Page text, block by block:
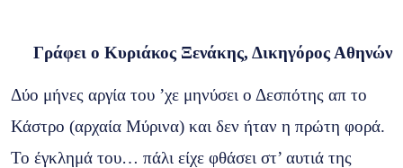
Γράφει ο Κυριάκος Ξενάκης, Δικηγόρος Αθηνών
Δύο μήνες αργία του ’χε μηνύσει ο Δεσπότης απ το
Κάστρο (αρχαία Μύρινα) και δεν ήταν η πρώτη φορά.
Το έγκλημά του… πάλι είχε φθάσει στ’ αυτιά της